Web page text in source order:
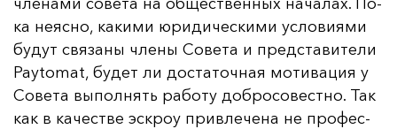
ка не­яс­но, ка­ки­ми юри­ди­чес­ки­ми ус­ло­ви­ями
бу­дут свя­за­ны чле­ны Со­ве­та и пред­ста­ви­те­ли
Paytomat, бу­дет ли дос­та­точ­ная мо­ти­ва­ция у
Со­ве­та вы­пол­нять ра­бо­ту доб­ро­со­вес­тно. Так
как в ка­чес­тве эс­кроу прив­ле­че­на не про­фес­